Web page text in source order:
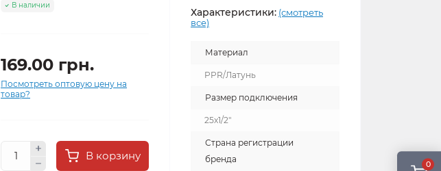
0
В наличии
169.00 грн.
Посмотреть оптовую цену на
товар?
В корзину
Характеристики: (смотреть
все)
Материал
PPR/Латунь
Размер подключения
25x1/2"
Страна регистрации
бренда